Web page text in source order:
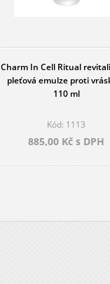
Charm In Cell Ritual
pleťová emulze proti
110 ml
Kód: 1113
885,00 Kč s DPH